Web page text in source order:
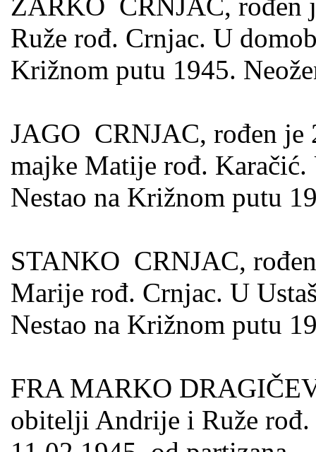
Ruže rođ. Crnjac. U
Križnom putu 1945.
JAGO CRNJAC, rođen
majke Matije rođ.
Nestao na Križnom putu
STANKO CRNJAC,
Marije rođ. Crnjac. U
Nestao na Križnom putu
FRA MARKO
obitelji Andrije i Ruže